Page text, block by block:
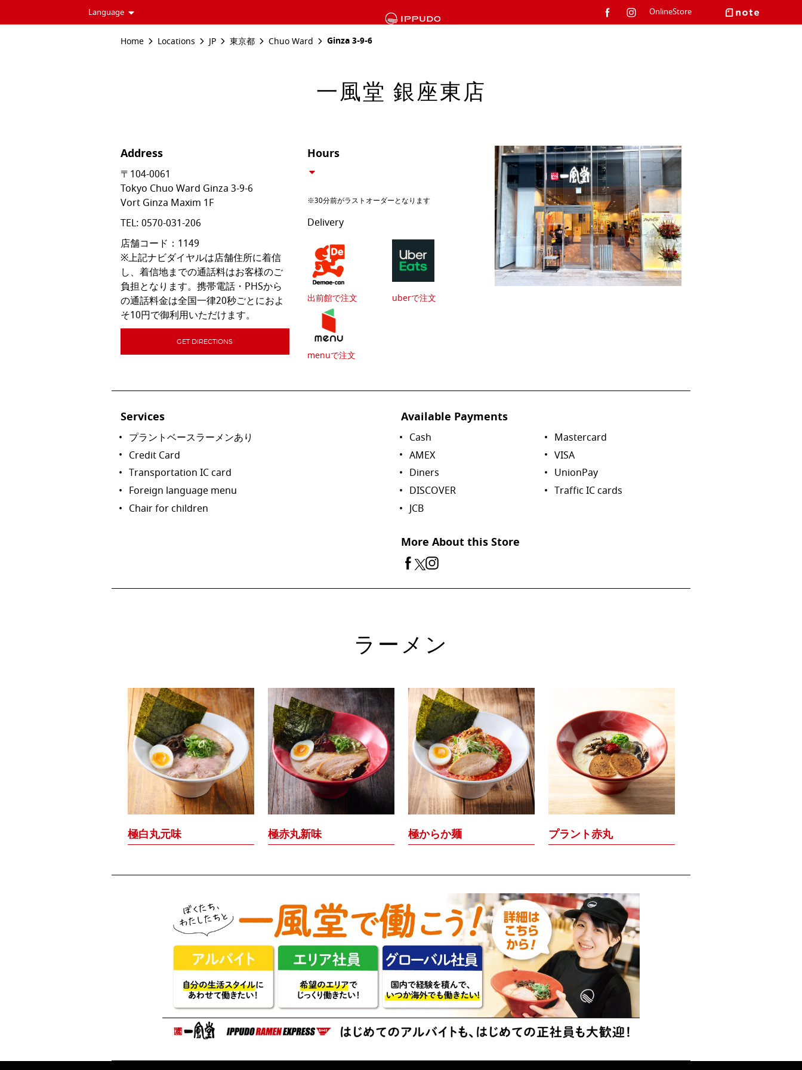
Language OnlineStore
Home Locations JP 東京都 Chuo Ward Ginza 3-9-6
一風堂 銀座東店
Address
〒104-0061
Tokyo Chuo Ward Ginza 3-9-6
Vort Ginza Maxim 1F
TEL: 0570-031-206
店舗コード：1149
※上記ナビダイヤルは店舗住所に着信
し、着信地までの通話料はお客様のご
負担となります。携帯電話・PHSから
の通話料金は全国一律20秒ごとにおよ
そ10円で御利用いただけます。
GET DIRECTIONS
Hours
※30分前がラストオーダーとなります
Delivery
出前館で注文 uberで注文
menuで注文
Services
プラントベースラーメンあり
Credit Card
Transportation IC card
Foreign language menu
Chair for children
Available Payments
Cash
AMEX
Diners
DISCOVER
JCB
Mastercard
VISA
UnionPay
Traffic IC cards
More About this Store
ラーメン
極白丸元味 極赤丸新味 極からか麺 プラント赤丸